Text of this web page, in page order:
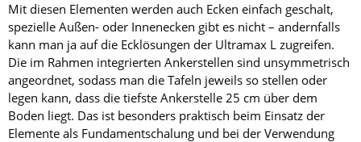
Mit diesen Elementen werden auch Ecken einfach geschalt,
spezielle Außen- oder Innenecken gibt es nicht – andernfalls
kann man ja auf die Ecklösungen der Ultramax L zugreifen.
Die im Rahmen integrierten Ankerstellen sind unsymmetrisch
angeordnet, sodass man die Tafeln jeweils so stellen oder
legen kann, dass die tiefste Ankerstelle 25 cm über dem
Boden liegt. Das ist besonders praktisch beim Einsatz der
Elemente als Fundamentschalung und bei der Verwendung